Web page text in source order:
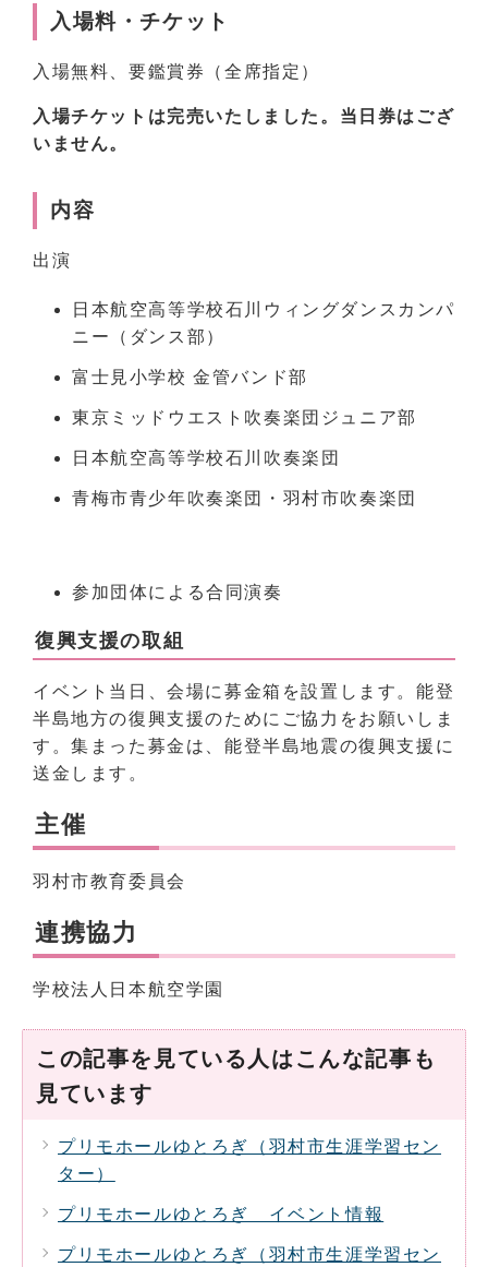
入場料・チケット
入場無料、要鑑賞券（全席指定）
入場チケットは完売いたしました。当日券はござ
いません。
内容
出演
日本航空高等学校石川ウィングダンスカンパ
ニー（ダンス部）
富士見小学校 金管バンド部
東京ミッドウエスト吹奏楽団ジュニア部
日本航空高等学校石川吹奏楽団
青梅市青少年吹奏楽団・羽村市吹奏楽団
参加団体による合同演奏
復興支援の取組
イベント当日、会場に募金箱を設置します。能登
半島地方の復興支援のためにご協力をお願いしま
す。集まった募金は、能登半島地震の復興支援に
送金します。
主催
羽村市教育委員会
連携協力
学校法人日本航空学園
この記事を見ている人はこんな記事も
見ています
プリモホールゆとろぎ（羽村市生涯学習セン
ター）
プリモホールゆとろぎ イベント情報
プリモホールゆとろぎ（羽村市生涯学習セン